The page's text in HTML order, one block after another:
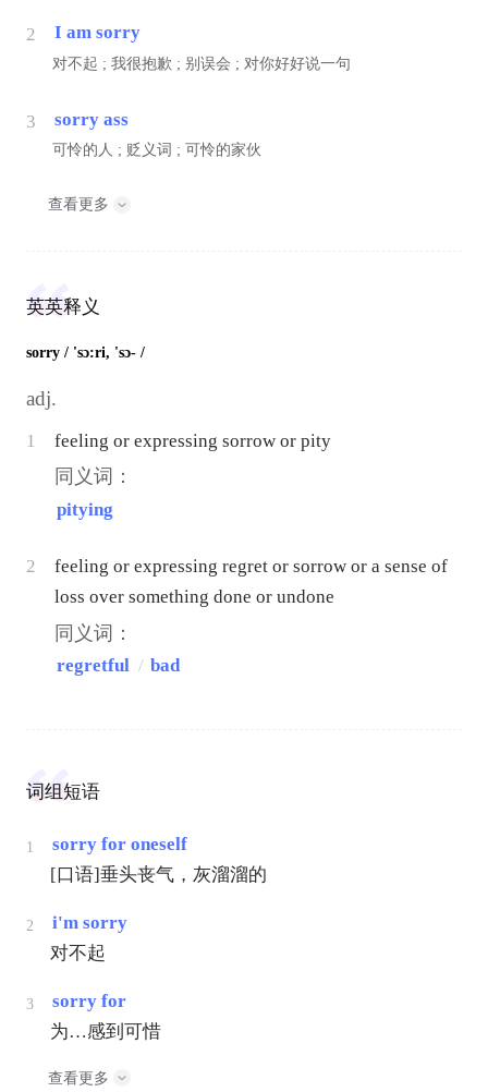
2 I am sorry
对不起 ; 我很抱歉 ; 别误会 ; 对你好好说一句
3 sorry ass
可怜的人 ; 贬义词 ; 可怜的家伙
查看更多
英英释义
sorry / 'sɔ:ri, 'sɔ- /
adj.
1 feeling or expressing sorrow or pity
同义词：
pitying
2
feeling or expressing regret or sorrow or a sense of
loss over something done or undone
同义词：
regretful / bad
词组短语
1
sorry for oneself
[口语]垂头丧气，灰溜溜的
2
i'm sorry
对不起
3
sorry for
为…感到可惜
查看更多